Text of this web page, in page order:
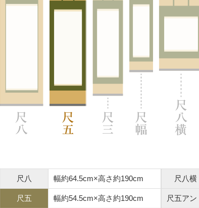
尺八 幅約64.5cm×高さ約190cm
尺五 幅約54.5cm×高さ約190cm
尺八横
尺五アン